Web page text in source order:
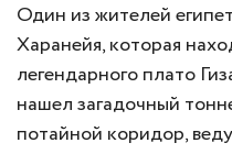
Один из жителей
Харанейя, которая
легендарного плато
нашел загадочный
потайной коридор,